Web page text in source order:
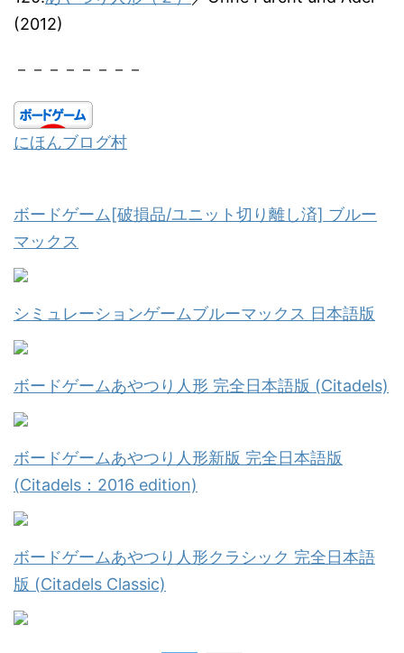
(2012)
－－－－－－－－
にほんブログ村
ボードゲーム[破損品/ユニット切り離し済] ブルー
マックス
シミュレーションゲームブルーマックス 日本語版
ボードゲームあやつり人形 完全日本語版 (Citadels)
ボードゲームあやつり人形新版 完全日本語版
(Citadels：2016 edition)
ボードゲームあやつり人形クラシック 完全日本語
版 (Citadels Classic)